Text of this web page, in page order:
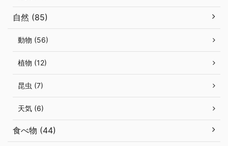
自然 (85)
動物 (56)
植物 (12)
昆虫 (7)
天気 (6)
食べ物 (44)